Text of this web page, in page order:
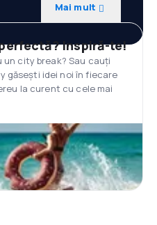
Mai mult
Inspiră-te!
city break? Sau cauți
găsești idei noi în fiecare
la curent cu cele mai